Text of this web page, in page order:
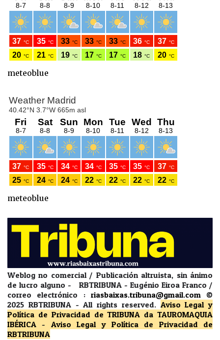
meteoblue
meteoblue
Weblog no comercial / Publicación altruista, sin ánimo
de lucro alguno - RBTRIBUNA - Eugénio Eiroa Franco /
correo electrónico : riasbaixas.tribuna@gmail.com
©
2025 RBTRIBUNA -All rights reserved. Aviso Legal y
Política de Privacidad de TRIBUNA da TAUROMAQUIA
IBÉRICA - Aviso Legal y Política de Privacidad
de
RBTRIBUNA